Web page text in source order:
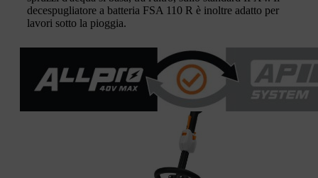
decespugliatore a batteria FSA 110 R è inoltre adatto per
lavori sotto la pioggia.